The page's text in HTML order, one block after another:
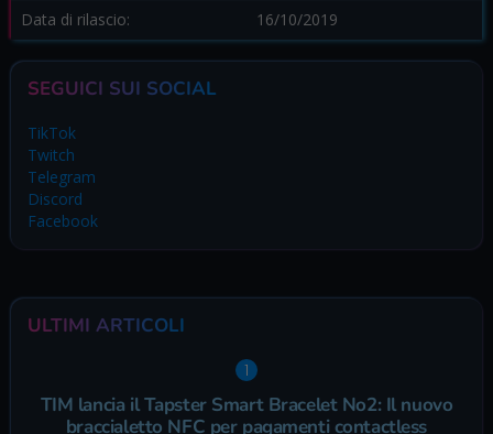
Data di rilascio:
16/10/2019
SEGUICI SUI SOCIAL
TikTok
Twitch
Telegram
Discord
Facebook
ULTIMI ARTICOLI
TIM lancia il Tapster Smart Bracelet No2: Il nuovo
braccialetto NFC per pagamenti contactless